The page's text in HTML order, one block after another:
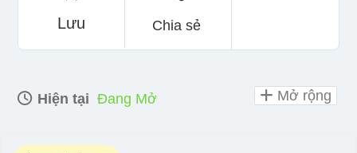
Lưu Chia sẻ
Hiện tại Đang Mở Mở rộng